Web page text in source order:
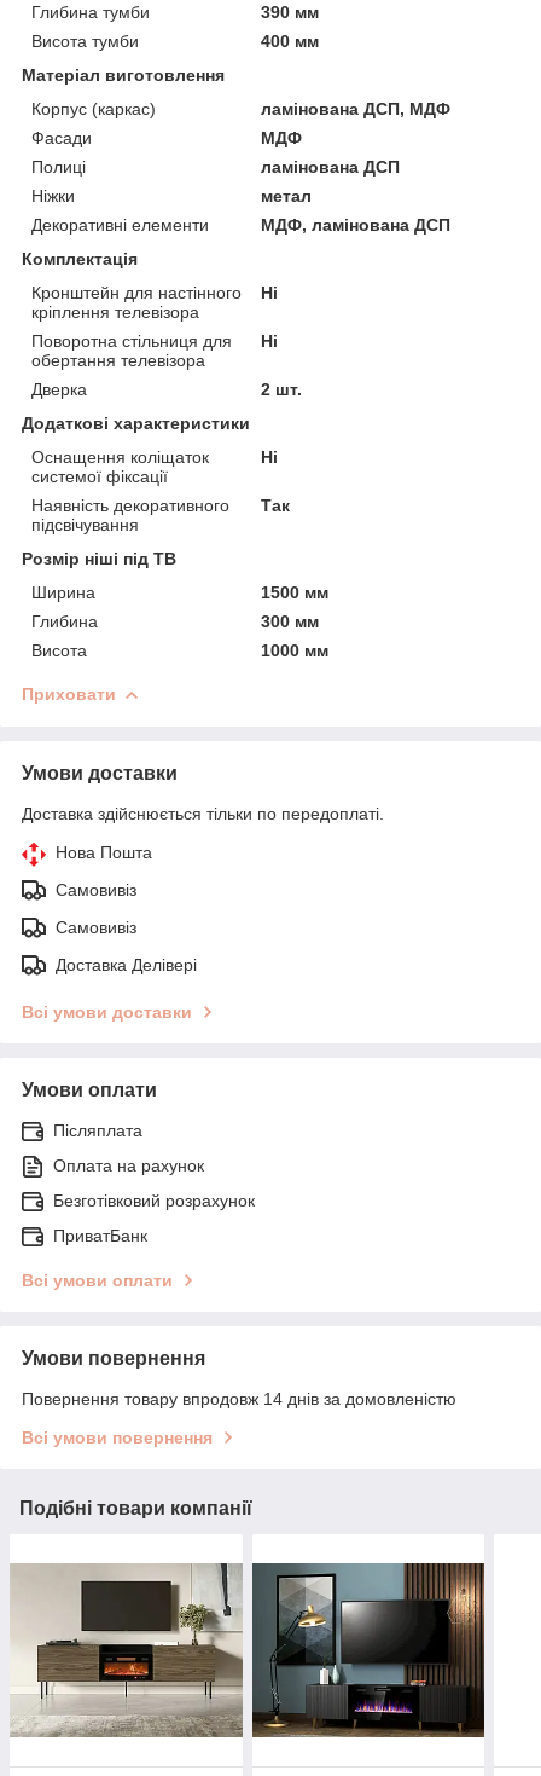
Глибина тумби
390 мм
Висота тумби
400 мм
Матеріал виготовлення
Корпус (каркас)
ламінована ДСП, МДФ
Фасади
МДФ
Полиці
ламінована ДСП
Ніжки
метал
Декоративні елементи
МДФ, ламінована ДСП
Комплектація
Кронштейн для настінного
кріплення телевізора
Ні
Поворотна стільниця для
обертання телевізора
Ні
Дверка
2 шт.
Додаткові характеристики
Оснащення коліщаток
системої фіксації
Ні
Наявність декоративного
підсвічування
Так
Розмір ніші під ТВ
Ширина
1500 мм
Глибина
300 мм
Висота
1000 мм
Приховати
Умови доставки
Доставка здійснюється тільки по передоплаті.
Нова Пошта
Самовивіз
Самовивіз
Доставка Делівері
Всі умови доставки
Умови оплати
Післяплата
Оплата на рахунок
Безготівковий розрахунок
ПриватБанк
Всі умови оплати
Умови повернення
Повернення товару впродовж 14 днів за домовленістю
Всі умови повернення
Подібні товари компанії